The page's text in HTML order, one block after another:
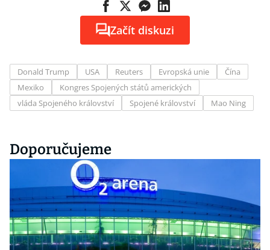
Začít diskuzi
Donald Trump USA Reuters Evropská unie
Čína
Mexiko
Kongres Spojených států amerických
vláda Spojeného království
Spojené království Mao Ning
Doporučujeme